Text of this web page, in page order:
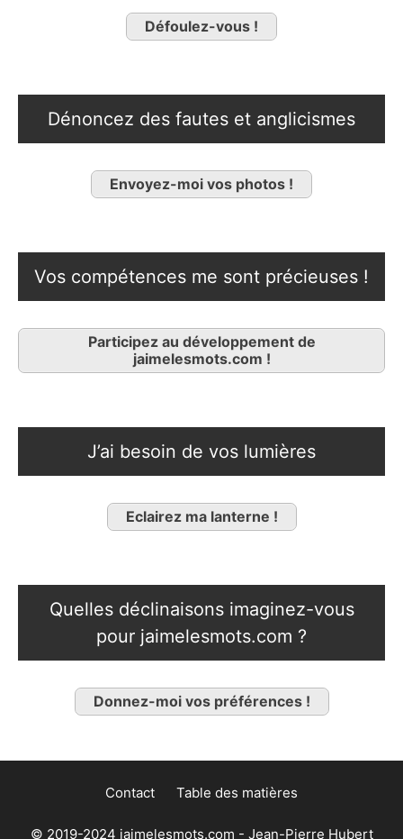
Défoulez-vous !
Dénoncez des fautes et anglicismes
Envoyez-moi vos photos !
Vos compétences me sont précieuses !
Participez au développement de
jaimelesmots.com !
J’ai besoin de vos lumières
Eclairez ma lanterne !
Quelles déclinaisons imaginez-vous
pour jaimelesmots.com ?
Donnez-moi vos préférences !
Contact Table des matières
© 2019-2024 jaimelesmots.com - Jean-Pierre Hubert